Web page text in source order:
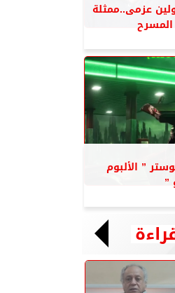
عزمى..ممثلة
” الألبوم
”